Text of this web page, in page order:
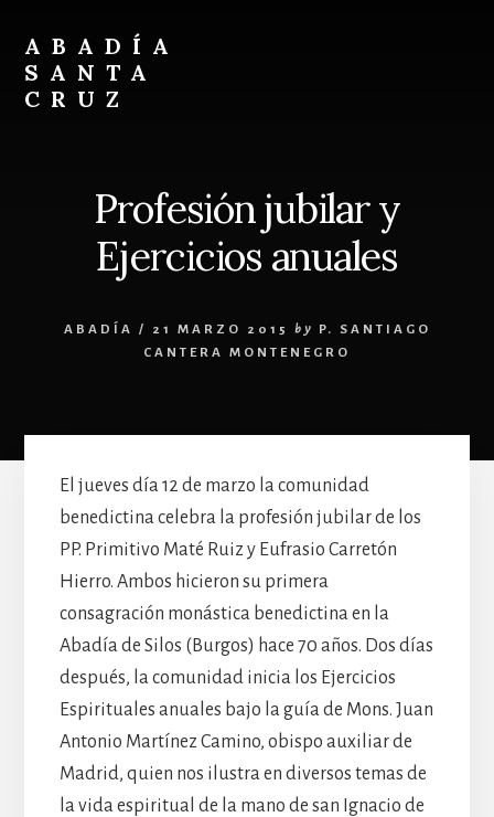
content
footer
ABADÍA
SANTA
CRUZ
Profesión jubilar y
Ejercicios anuales
ABADÍA / 21 MARZO 2015 by
P. SANTIAGO
CANTERA MONTENEGRO
El jueves día 12 de marzo la comunidad
benedictina celebra la profesión jubilar de los
PP. Primitivo Maté Ruiz y Eufrasio Carretón
Hierro. Ambos hicieron su primera
consagración monástica benedictina en la
Abadía de Silos (Burgos) hace 70 años. Dos días
después, la comunidad inicia los Ejercicios
Espirituales anuales bajo la guía de Mons. Juan
Antonio Martínez Camino, obispo auxiliar de
Madrid, quien nos ilustra en diversos temas de
la vida espiritual de la mano de san Ignacio de